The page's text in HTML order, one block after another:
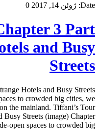
Date: ژوئن 14, 2017 0
3 Part
and Busy
Streets
Hotels and Busy Streets
to crowded big cities, we
the mainland. Tiffani’s Tour
Busy Streets (image) Chapter
open spaces to crowded big […]